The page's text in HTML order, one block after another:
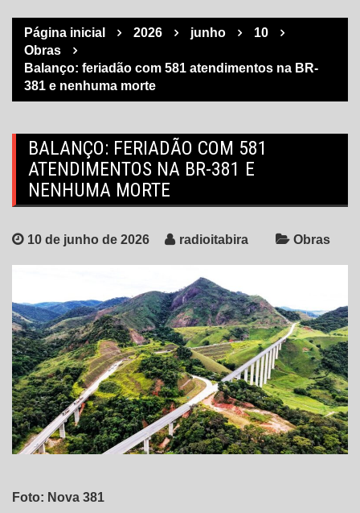
Página inicial 2026 junho
10
Obras
Balanço: feriadão com 581 atendimentos na BR-
381 e nenhuma morte
BALANÇO: FERIADÃO COM 581
ATENDIMENTOS NA BR-381 E
NENHUMA MORTE
10 de junho de 2026 radioitabira Obras
Foto: Nova 381